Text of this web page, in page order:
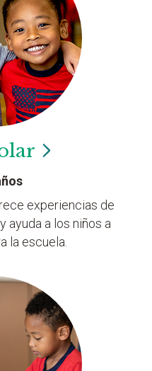
experiencias de
ayuda a los niños a
la escuela.